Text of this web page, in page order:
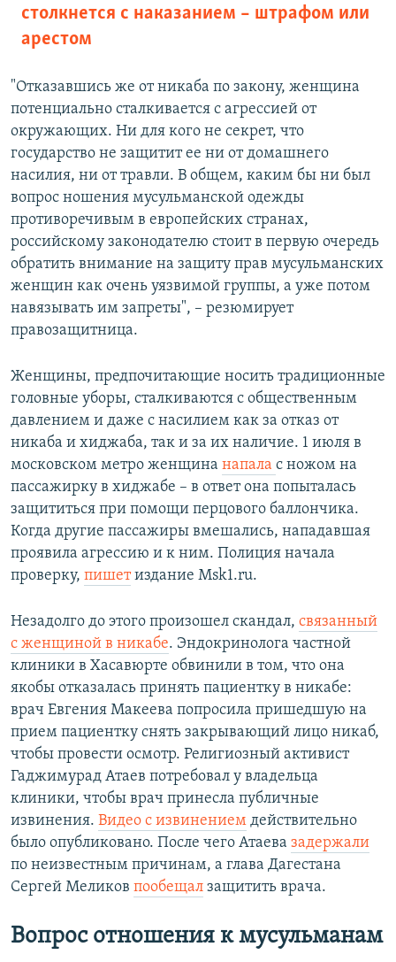
столкнется с наказанием – штрафом или
арестом
"Отказавшись же от никаба по закону, женщина
потенциально сталкивается с агрессией от
окружающих. Ни для кого не секрет, что
государство не защитит ее ни от домашнего
насилия, ни от травли. В общем, каким бы ни был
вопрос ношения мусульманской одежды
противоречивым в европейских странах,
российскому законодателю стоит в первую очередь
обратить внимание на защиту прав мусульманских
женщин как очень уязвимой группы, а уже потом
навязывать им запреты", – резюмирует
правозащитница.
Женщины, предпочитающие носить традиционные
головные уборы, сталкиваются с общественным
давлением и даже с насилием как за отказ от
никаба и хиджаба, так и за их наличие. 1 июля в
московском метро женщина напала с ножом на
пассажирку в хиджабе – в ответ она попыталась
защититься при помощи перцового баллончика.
Когда другие пассажиры вмешались, нападавшая
проявила агрессию и к ним. Полиция начала
проверку, пишетиздание Msk1.ru.
Незадолго до этого произошел скандал, связанный
с женщиной в никабе. Эндокринолога частной
клиники в Хасавюрте обвинили в том, что она
якобы отказалась принять пациентку в никабе:
врач Евгения Макеева попросила пришедшую на
прием пациентку снять закрывающий лицо никаб,
чтобы провести осмотр. Религиозный активист
Гаджимурад Атаев потребовал у владельца
клиники, чтобы врач принесла публичные
извинения. Видео с извинением действительно
было опубликовано. После чего Атаева задержали
по неизвестным причинам, а глава Дагестана
Сергей Меликов пообещал защитить врача.
Вопрос отношения к мусульманам